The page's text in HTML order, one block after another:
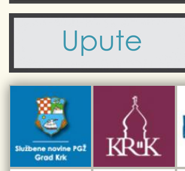
Komunalne usluge
Civilni sektor (arhiva udruga)
Sport i rekreacija
Turistička zajednica otoka Krka
Kulturno-turistička ruta Putovima Frankopana
Dar iz Krka
Interpretacijski centar pomorske baštine